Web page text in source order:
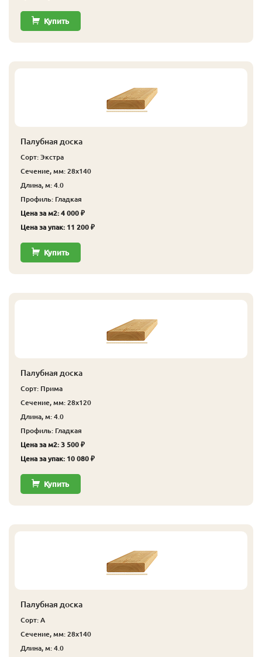
Купить
Палубная доска
Сорт: Экстра
Сечение, мм: 28x140
Длина, м: 4.0
Профиль: Гладкая
Цена за м2: 4 000 ₽
Цена за упак: 11 200 ₽
Купить
Палубная доска
Сорт: Прима
Сечение, мм: 28x120
Длина, м: 4.0
Профиль: Гладкая
Цена за м2: 3 500 ₽
Цена за упак: 10 080 ₽
Купить
Палубная доска
Сорт: А
Сечение, мм: 28x140
Длина, м: 4.0